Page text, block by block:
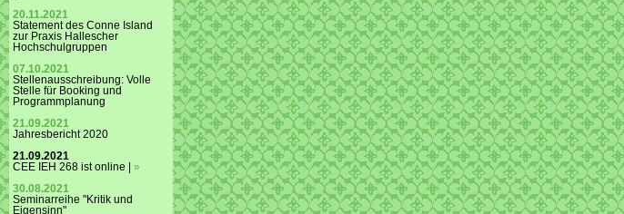
20.11.2021
Statement des Conne Island
zur Praxis Hallescher
Hochschulgruppen
07.10.2021
Stellenausschreibung: Volle
Stelle für Booking und
Programmplanung
21.09.2021
Jahresbericht 2020
21.09.2021
CEE IEH 268 ist online | »
30.08.2021
Seminarreihe "Kritik und
Eigensinn"